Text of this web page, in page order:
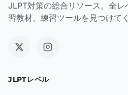
JLPT対策の総合リソース。全
習教材、練習ツールを見つけて
JLPTレベル